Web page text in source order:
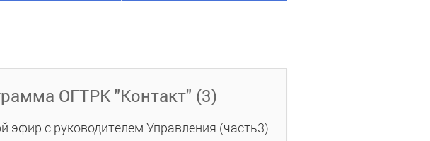
ОГТРК "Контакт" (3)
эфир с руководителем Управления (часть3)